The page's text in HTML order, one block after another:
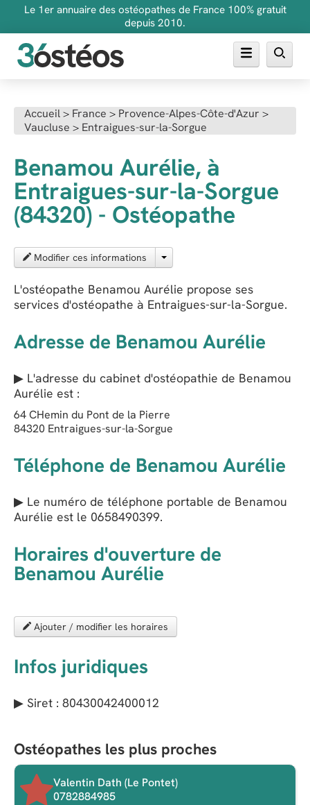
Le 1er annuaire des ostéopathes de France 100% gratuit
depuis 2010.
FAQ
Inscrire son cabinet
Accueil> France > Provence-Alpes-Côte-d'Azur >
Vaucluse > Entraigues-sur-la-Sorgue
Benamou Aurélie, à
Entraigues-sur-la-Sorgue
(84320) - Ostéopathe
Modifier ces informations
L'ostéopathe Benamou Aurélie propose ses
services d'ostéopathe à Entraigues-sur-la-Sorgue.
Adresse de Benamou Aurélie
▶ L'adresse du cabinet d'ostéopathie de Benamou
Aurélie est :
64 CHemin du Pont de la Pierre
84320 Entraigues-sur-la-Sorgue
Téléphone de Benamou Aurélie
▶ Le numéro de téléphone portable de Benamou
Aurélie est le 0658490399.
Horaires d'ouverture de
Benamou Aurélie
Ajouter / modifier les horaires
Infos juridiques
▶ Siret : 80430042400012
Ostéopathes les plus proches
Valentin Dath (Le Pontet)
0782884985